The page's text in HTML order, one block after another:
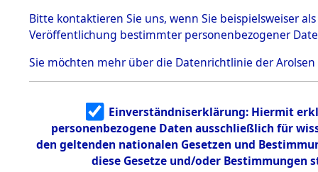
e
1.2.9.2
dem KZ
Bayerisches
ädigungsamt
1.2.9.3
Effekten aus
dem KZ
Neuengamm
25.1.2022: Die
Familien (oder
zurückgegeben.
DOKUMENTE
Bitte kontaktieren Sie uns, wenn Sie beispielsweiser
Veröffentlichung bestimmter personenbezogener
Sie möchten mehr über die Datenrichtlinie der Arolsen
Einverständniserklärung: Hiermit
personenbezogene Daten ausschließlich für
den geltenden nationalen Gesetzen und
diese Gesetze und/oder Bestimmungen